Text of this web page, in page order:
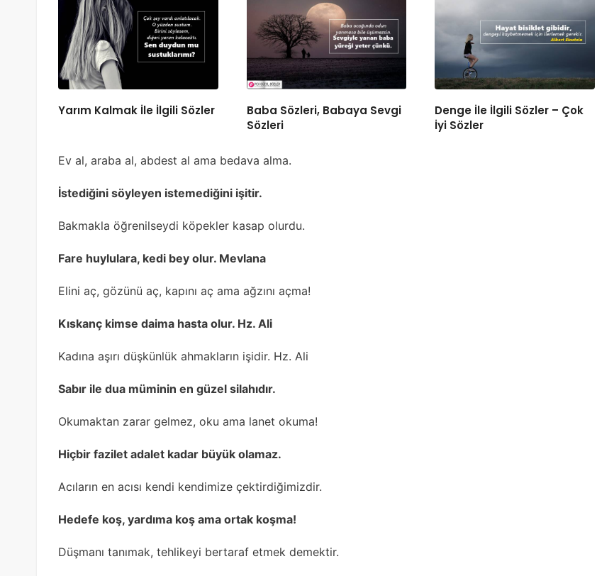
Yarım Kalmak İle İlgili Sözler
Baba Sözleri, Babaya Sevgi
Sözleri
Denge İle İlgili Sözler – Çok
İyi Sözler
Ev al, araba al, abdest al ama bedava alma.
İstediğini söyleyen istemediğini işitir.
Bakmakla öğrenilseydi köpekler kasap olurdu.
Fare huylulara, kedi bey olur. Mevlana
Elini aç, gözünü aç, kapını aç ama ağzını açma!
Kıskanç kimse daima hasta olur. Hz. Ali
Kadına aşırı düşkünlük ahmakların işidir. Hz. Ali
Sabır ile dua müminin en güzel silahıdır.
Okumaktan zarar gelmez, oku ama lanet okuma!
Hiçbir fazilet adalet kadar büyük olamaz.
Acıların en acısı kendi kendimize çektirdiğimizdir.
Hedefe koş, yardıma koş ama ortak koşma!
Düşmanı tanımak, tehlikeyi bertaraf etmek demektir.